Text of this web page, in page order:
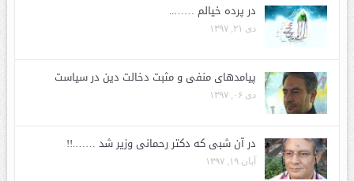
در پرده خیالم ……..
دی ۲۱, ۱۳۹۷
پیامدهای منفی و مثبت دخالت دین در سیاست
دی ۰۶, ۱۳۹۷
در آن شبی که دکتر رحمانی وزیر شد …….!!
آبان ۱۹, ۱۳۹۷